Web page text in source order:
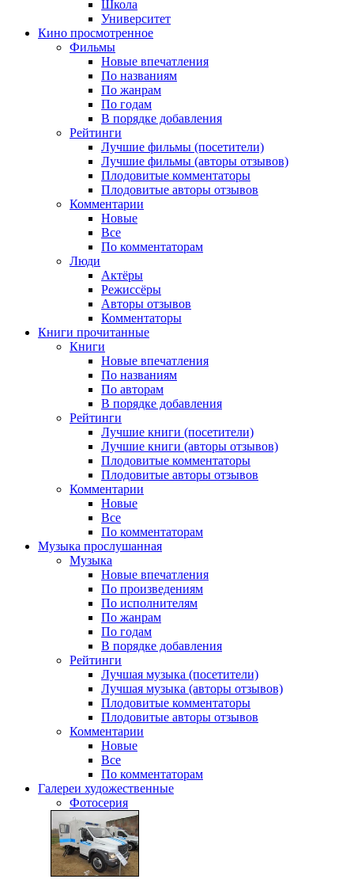
Школа
Университет
Кино просмотренное
Фильмы
Новые впечатления
По названиям
По жанрам
По годам
В порядке добавления
Рейтинги
Лучшие фильмы (посетители)
Лучшие фильмы (авторы отзывов)
Плодовитые комментаторы
Плодовитые авторы отзывов
Комментарии
Новые
Все
По комментаторам
Люди
Актёры
Режиссёры
Авторы отзывов
Комментаторы
Книги прочитанные
Книги
Новые впечатления
По названиям
По авторам
В порядке добавления
Рейтинги
Лучшие книги (посетители)
Лучшие книги (авторы отзывов)
Плодовитые комментаторы
Плодовитые авторы отзывов
Комментарии
Новые
Все
По комментаторам
Музыка прослушанная
Музыка
Новые впечатления
По произведениям
По исполнителям
По жанрам
По годам
В порядке добавления
Рейтинги
Лучшая музыка (посетители)
Лучшая музыка (авторы отзывов)
Плодовитые комментаторы
Плодовитые авторы отзывов
Комментарии
Новые
Все
По комментаторам
Галереи художественные
Фотосерия